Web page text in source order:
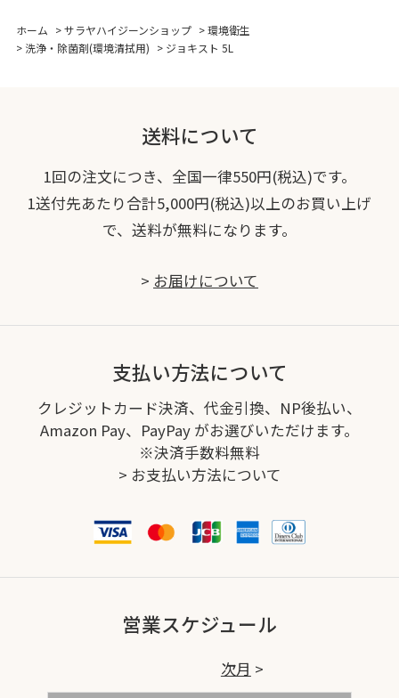
ホーム >サラヤハイジーンショップ >環境衛生
> 洗浄・除菌剤(環境清拭用) > ジョキスト 5L
送料について
1回の注文につき、全国一律550円(税込)です。
1送付先あたり合計5,000円(税込)以上のお買い上げ
で、送料が無料になります。
> お届けについて
支払い方法について
クレジットカード決済、代金引換、NP後払い、
Amazon Pay、PayPay がお選びいただけます。
※決済手数料無料
> お支払い方法について
営業スケジュール
次月